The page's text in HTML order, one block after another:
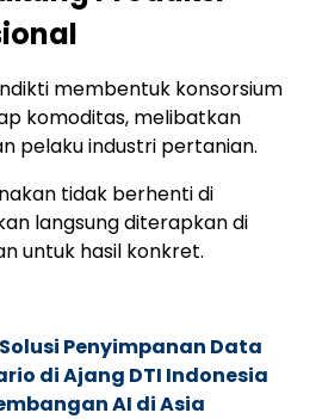
membentuk konsorsium
komoditas, melibatkan
pelaku industri pertanian.
tidak berhenti di
langsung diterapkan di
untuk hasil konkret.
Penyimpanan Data
di Ajang DTI Indonesia
AI di Asia